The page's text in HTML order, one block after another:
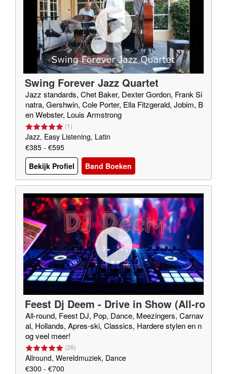
Swing Forever Jazz Quartet
Jazz standards, Chet Baker, Dexter Gordon, Frank Si
natra, Gershwin, Cole Porter, Ella Fitzgerald, Jobim, B
en Webster, Louis Armstrong
(1)
Jazz, Easy Listening, Latin
€385 - €595
Bekijk Profiel
Band Boeken
Feest Dj Deem - Drive in Show (All-ro
und Dj)
All-round, Feest DJ, Pop, Dance, Meezingers, Carnav
al, Hollands, Apres-ski, Classics, Hardere stylen en n
og veel meer!
(26)
Allround, Wereldmuziek, Dance
€300 - €700